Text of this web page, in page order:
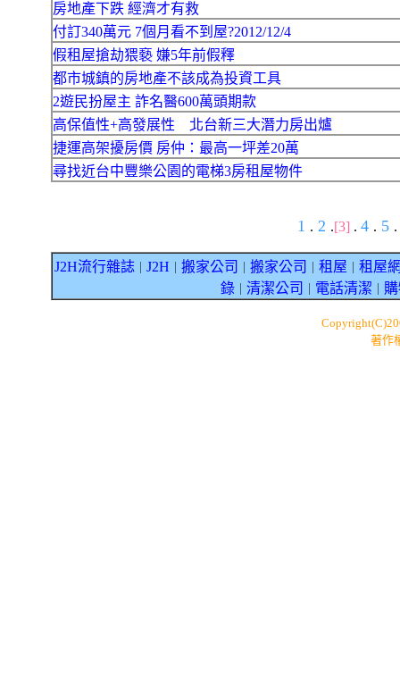
房地產下跌 經濟才有救
付訂340萬元 7個月看不到屋?2012/12/4
假租屋搶劫猥褻 嫌5年前假釋
都市城鎮的房地產不該成為投資工具
2遊民扮屋主 詐名醫600萬頭期款
高保值性+高發展性 北台新三大潛力房出爐
捷運高架擾房價 房仲：最高一坪差20萬
尋找近台中豐樂公園的電梯3房租屋物件
1 . 2 .[3] . 4 . 5 .
J2H流行雜誌 J2H 搬家公司 搬家公司 租屋
租屋
錄｜ 清潔公司 電話清潔
著作